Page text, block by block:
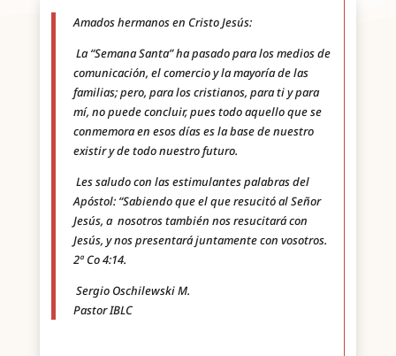
Amados hermanos en Cristo Jesús:
La “Semana Santa” ha pasado para los medios de
comunicación, el comercio y la mayoría de las
familias; pero, para los cristianos, para ti y para
mí, no puede concluir, pues todo aquello que se
conmemora en esos días es la base de nuestro
existir y de todo nuestro futuro.
Les saludo con las estimulantes palabras del
Apóstol: “Sabiendo que el que resucitó al Señor
Jesús, a nosotros también nos resucitará con
Jesús, y nos presentará juntamente con vosotros.
2ª Co 4:14.
Sergio Oschilewski M.
Pastor IBLC